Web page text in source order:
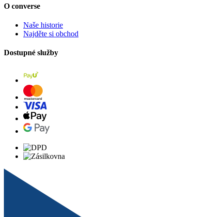
O converse
Naše historie
Najděte si obchod
Dostupné služby